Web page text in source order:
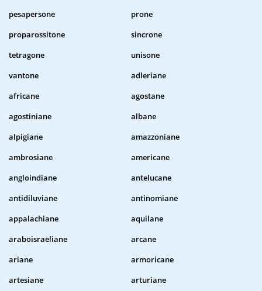
pesapersone
prone
proparossitone
sincrone
tetragone
unisone
vantone
adleriane
africane
agostane
agostiniane
albane
alpigiane
amazzoniane
ambrosiane
americane
angloindiane
antelucane
antidiluviane
antinomiane
appalachiane
aquilane
araboisraeliane
arcane
ariane
armoricane
artesiane
arturiane